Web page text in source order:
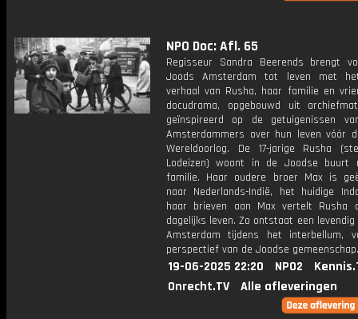
NPO Doc: Afl. 65
Regisseur Sandra Beerends brengt
Joods Amsterdam tot leven met
verhaal van Rusha, haar familie en
docudrama, opgebouwd uit
geïnspireerd op de getuigenissen
Amsterdammers over hun leven vóór
Wereldoorlog. De 17-jarige Rusha
Lodeizen) woont in de Joodse buurt
familie. Haar oudere broer Max is
naar Nederlands-Indië, het huidige
haar brieven aan Max vertelt Rusha
dagelijks leven. Zo ontstaat een levendig
Amsterdam tijdens het interbellum,
perspectief van de Joodse gemeenschap.
19-06-2025 22:20 NPO2
Onrecht.TV
Alle afleveringen